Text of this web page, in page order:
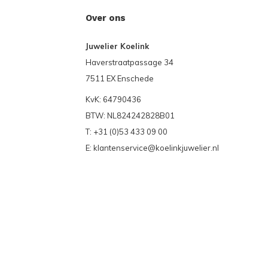
Over ons
Juwelier Koelink
Haverstraatpassage 34
7511 EX Enschede
KvK: 64790436
BTW: NL824242828B01
T: +31 (0)53 433 09 00
E: klantenservice@koelinkjuwelier.nl